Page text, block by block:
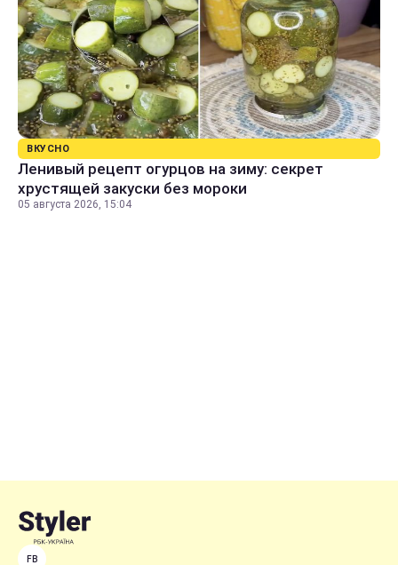
ВКУСНО
Ленивый рецепт огурцов на зиму: секрет
хрустящей закуски без мороки
05 августа 2026, 15:04
FB